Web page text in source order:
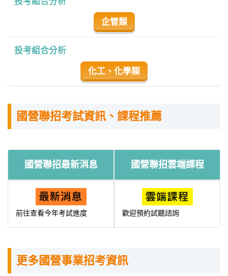
企管類
投考組合分析
化工、化學類
國營聯招考試資訊、課程推薦
國營聯招最新消息 國營聯招雲端課程
前往查看今年考試進度 歡迎預約試聽諮詢
更多國營事業招考資訊